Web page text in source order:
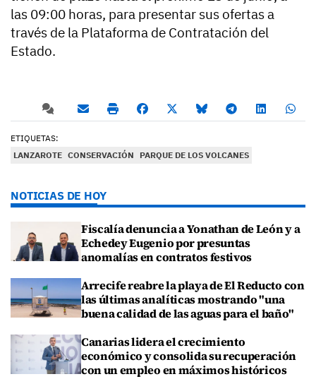
las 09:00 horas, para presentar sus ofertas a
través de la Plataforma de Contratación del
Estado.
ETIQUETAS:
LANZAROTE CONSERVACIÓN PARQUE DE LOS VOLCANES
NOTICIAS DE HOY
Fiscalía denuncia a Yonathan de León y a
Echedey Eugenio por presuntas
anomalías en contratos festivos
Arrecife reabre la playa de El Reducto con
las últimas analíticas mostrando "una
buena calidad de las aguas para el baño"
Canarias lidera el crecimiento
económico y consolida su recuperación
con un empleo en máximos históricos